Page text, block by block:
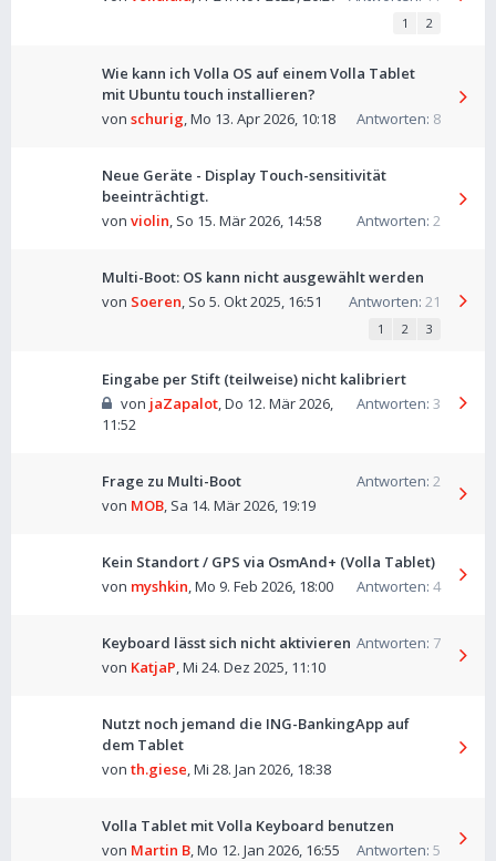
1 2
Wie kann ich Volla OS auf einem Volla Tablet
mit Ubuntu touch installieren?
Antworten: 8
von schurig,Mo 13. Apr 2026, 10:18
Neue Geräte - Display Touch-sensitivität
beeinträchtigt.
Antworten: 2
von violin, So 15. Mär 2026, 14:58
Multi-Boot: OS kann nicht ausgewählt werden
Antworten: 21
von Soeren, So 5. Okt 2025, 16:51
1 2 3
Eingabe per Stift (teilweise) nicht kalibriert
Antworten: 3
von jaZapalot,Do 12. Mär 2026,
11:52
Frage zu Multi-Boot Antworten: 2
von MOB, Sa 14. Mär 2026, 19:19
Kein Standort / GPS via OsmAnd+ (Volla Tablet)
Antworten: 4
von myshkin,Mo 9. Feb 2026, 18:00
Keyboard lässt sich nicht aktivieren Antworten: 7
von KatjaP,Mi 24. Dez 2025, 11:10
Nutzt noch jemand die ING-BankingApp auf
dem Tablet
von th.giese,Mi 28. Jan 2026, 18:38
Volla Tablet mit Volla Keyboard benutzen
Antworten: 5
von Martin B,Mo 12. Jan 2026, 16:55